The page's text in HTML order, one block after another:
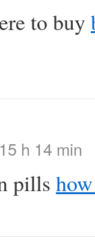
to buy
h 14 min
pills